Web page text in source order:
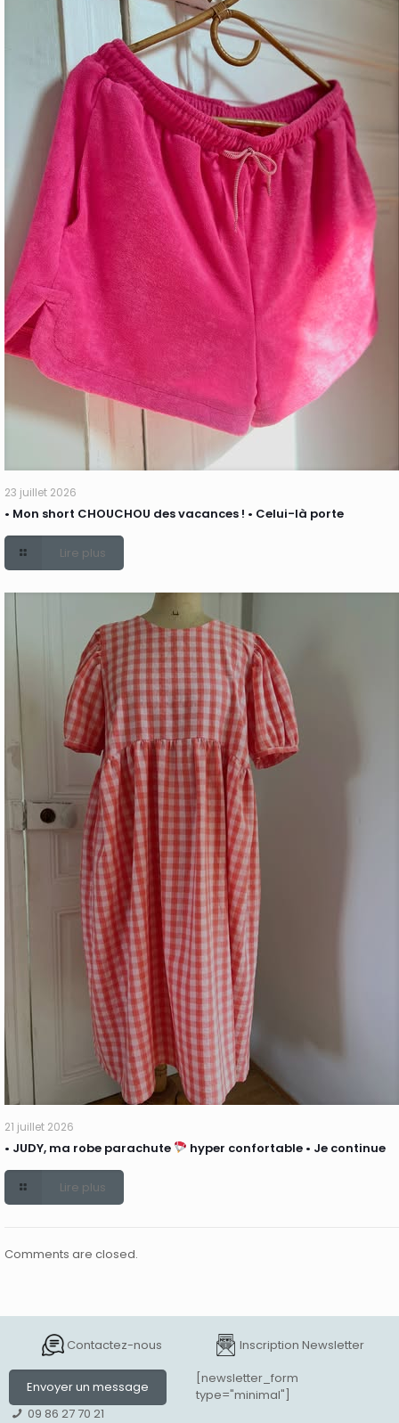
23 juillet 2026
• Mon short CHOUCHOU des vacances ! • Celui-là porte
Lire plus
21 juillet 2026
• JUDY, ma robe parachute hyper confortable • Je continue
Lire plus
Comments are closed.
Contactez-nous
Envoyer un message
09 86 27 70 21
Inscription Newsletter
[newsletter_form
type="minimal"]